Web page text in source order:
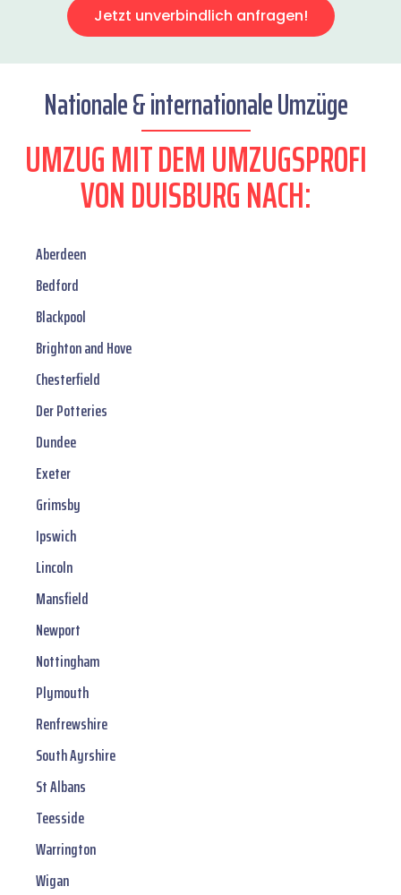
Jetzt unverbindlich anfragen!
Nationale & internationale Umzüge
UMZUG MIT DEM UMZUGSPROFI
VON DUISBURG NACH:
Aberdeen
Bedford
Blackpool
Brighton and Hove
Chesterfield
Der Potteries
Dundee
Exeter
Grimsby
Ipswich
Lincoln
Mansfield
Newport
Nottingham
Plymouth
Renfrewshire
South Ayrshire
St Albans
Teesside
Warrington
Wigan